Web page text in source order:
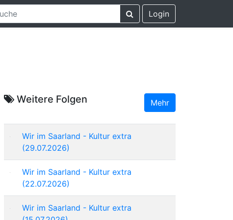
Login
Weitere Folgen Mehr
Wir im Saarland - Kultur extra
(29.07.2026)
Wir im Saarland - Kultur extra
(22.07.2026)
Wir im Saarland - Kultur extra